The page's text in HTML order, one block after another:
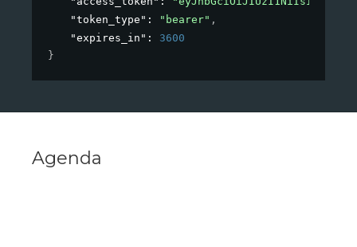
"token_type" : "bearer" ,
"expires_in" : 3600
}
Agenda